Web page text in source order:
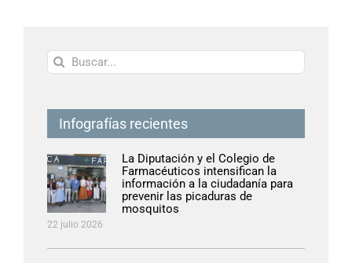
Buscar:
Infografías recientes
La Diputación y el Colegio de
Farmacéuticos intensifican la
información a la ciudadanía para
prevenir las picaduras de
mosquitos
22 julio 2026